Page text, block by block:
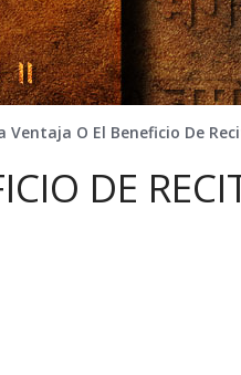
Ventaja O El Beneficio De
DE